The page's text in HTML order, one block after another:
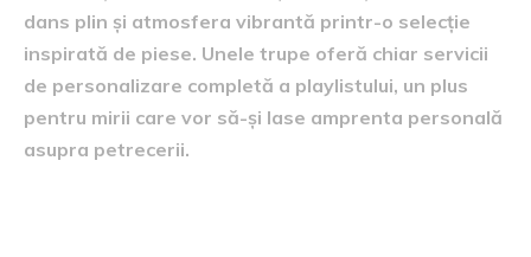
dans plin și atmosfera vibrantă printr-o selecție
inspirată de piese. Unele trupe oferă chiar servicii
de personalizare completă a playlistului, un plus
pentru mirii care vor să-și lase amprenta personală
asupra petrecerii.